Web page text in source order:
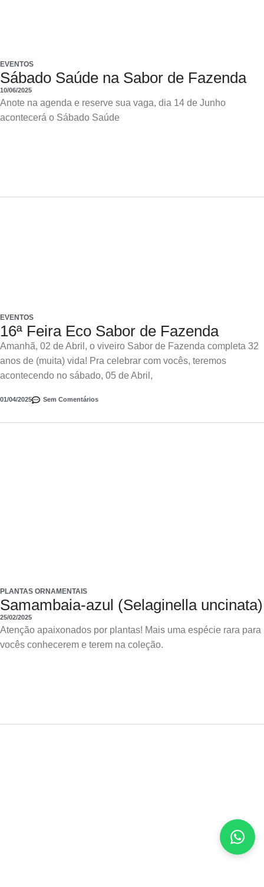
EVENTOS
Sábado Saúde na Sabor de Fazenda
10/06/2025
Anote na agenda e reserve sua vaga, dia 14 de Junho
acontecerá o Sábado Saúde
EVENTOS
16ª Feira Eco Sabor de Fazenda
Amanhã, 02 de Abril, o viveiro Sabor de Fazenda completa 32
anos de (muita) vida! Pra celebrar com vocês, teremos
acontecendo no sábado, 05 de Abril,
01/04/2025 Sem Comentários
PLANTAS ORNAMENTAIS
Samambaia-azul (Selaginella uncinata)
25/02/2025
Atenção apaixonados por plantas! Mais uma espécie rara para
vocês conhecerem e terem na coleção.